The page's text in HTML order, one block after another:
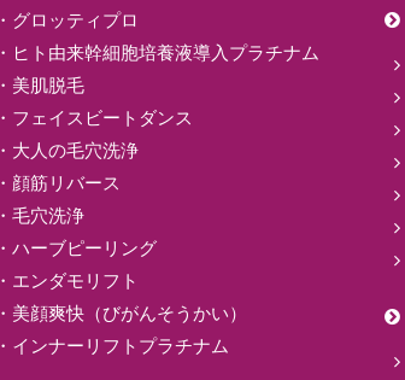
グロッティプロ
ヒト由来幹細胞培養液導入プラチナム
美肌脱毛
フェイスビートダンス
大人の毛穴洗浄
顔筋リバース
毛穴洗浄
ハーブピーリング
エンダモリフト
美顔爽快（びがんそうかい）
インナーリフトプラチナム